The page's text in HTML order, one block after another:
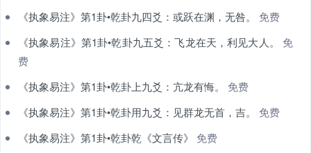
《执象易注》第1卦•乾卦九四爻：或跃在渊，无咎。
免费
《执象易注》第1卦•乾卦九五爻：飞龙在天，利见大人。
免
费
《执象易注》第1卦•乾卦上九爻：亢龙有悔。
免费
《执象易注》第1卦•乾卦用九爻：见群龙无首，吉。
免费
《执象易注》第1卦•乾卦乾《文言传》 免费